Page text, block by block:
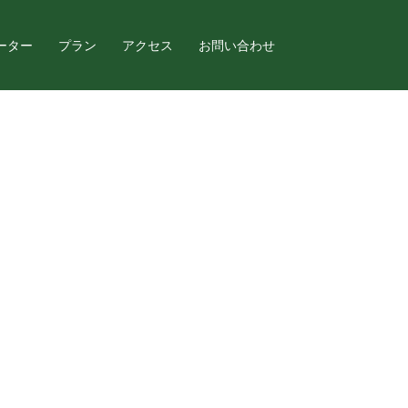
ター プラン アクセス お問い合わせ